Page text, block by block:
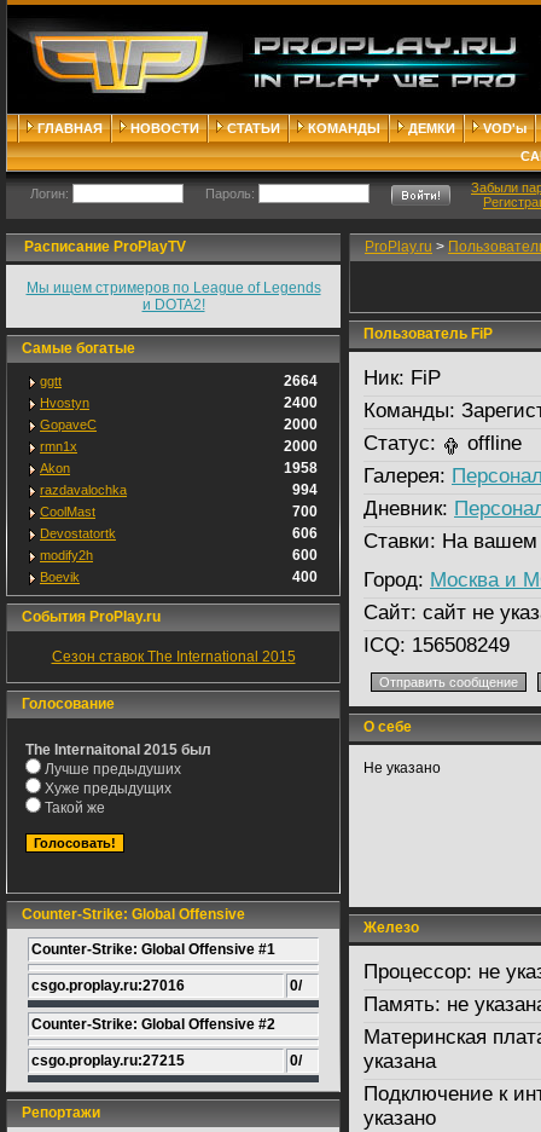
ГЛАВНАЯ НОВОСТИ СТАТЬИ КОМАНДЫ ДЕМКИ
VOD'ы
Логин: Пароль:
Забыли
Расписание ProPlayTV
Мы ищем стримеров по League of Legends
и DOTA2!
Самые богатые
ggtt 2664
Hvostyn 2400
GopaveC 2000
rmn1x 2000
Akon 1958
razdavalochka 994
CoolMast 700
Devostatortk 606
modify2h 600
Boevik 400
События ProPlay.ru
Сезон ставок The International 2015
Голосование
The Internaitonal 2015 был
Лучше предыдуших
Хуже предыдущих
Такой же
Counter-Strike: Global Offensive
Counter-Strike: Global Offensive #1
csgo.proplay.ru:27016 0/
Counter-Strike: Global Offensive #2
csgo.proplay.ru:27215 0/
Репортажи
ProPlay.ru >
Пользователь FiP
Ник: FiP
Команды:
Статус:
offline
Галерея:
Дневник:
Ставки: На вашем
Город: Москва и
Сайт: сайт не
ICQ: 156508249
О себе
Не указано
Железо
Процессор: не
Память: не
Материнская
указана
Подключение к
указано